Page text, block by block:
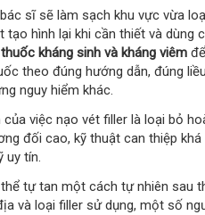
sĩ sẽ làm sạch khu vực vừa
tạo hình lại khi cần thiết và dùng
thuốc kháng sinh và kháng viêm
theo đúng hướng dẫn, đúng
nguy hiểm khác.
của việc nạo vét filler là loại bỏ
đối cao, kỹ thuật can thiệp
uy tín.
tự tan một cách tự nhiên sau
và loại filler sử dụng, một số